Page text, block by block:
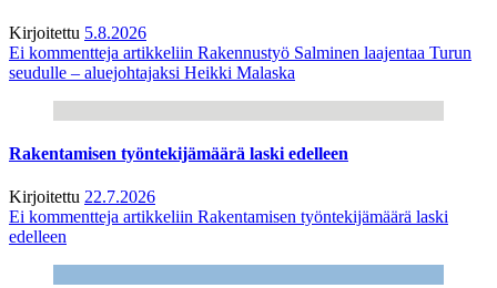
Kirjoitettu 5.8.2026
Ei kommentteja artikkeliin Rakennustyö Salminen laajentaa Turun
seudulle – aluejohtajaksi Heikki Malaska
Rakentamisen työntekijämäärä laski edelleen
Kirjoitettu 22.7.2026
Ei kommentteja artikkeliin Rakentamisen työntekijämäärä laski
edelleen